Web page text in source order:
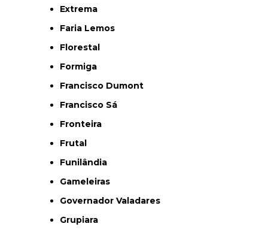
Extrema
Faria Lemos
Florestal
Formiga
Francisco Dumont
Francisco Sá
Fronteira
Frutal
Funilândia
Gameleiras
Governador Valadares
Grupiara